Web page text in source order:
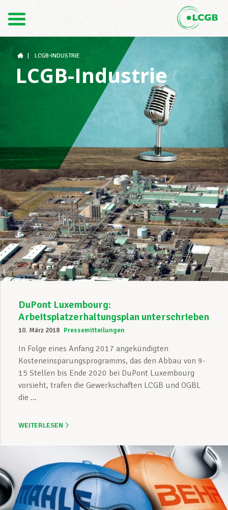
FR
Gewerkschaftsstrukturen
Unterstützung im Arbeitsalltag
Ihre Rechte
Unterstützung im Privatleben
Mitglied werden
Aktuell
LCGB-INDUSTRIE
LCGB-Industrie
DuPont Luxembourg:
Arbeitsplatzerhaltungsplan unterschrieben
10. März 2018 Pressemitteilungen
In Folge eines Anfang 2017 angekündigten
Kosteneinsparungsprogramms, das den Abbau von 9-
15 Stellen bis Ende 2020 bei DuPont Luxembourg
vorsieht, trafen die Gewerkschaften LCGB und OGBL
die ...
WEITERLESEN